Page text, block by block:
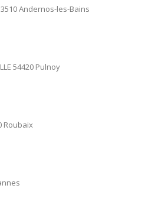
Andernos-les-Bains
54420 Pulnoy
Roubaix